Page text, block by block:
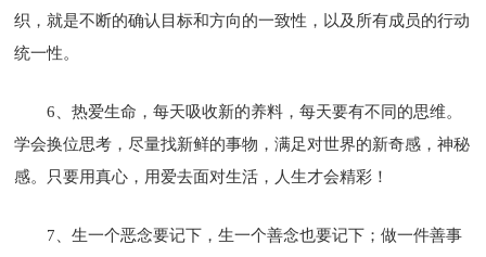
织，就是不断的确认目标和方向的一致性，以及所有成员的行动
统一性。
6、热爱生命，每天吸收新的养料，每天要有不同的思维。
学会换位思考，尽量找新鲜的事物，满足对世界的新奇感，神秘
感。只要用真心，用爱去面对生活，人生才会精彩！
7、生一个恶念要记下，生一个善念也要记下；做一件善事